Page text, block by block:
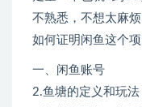
不熟悉，不想太麻
如何证明闲鱼这个
一、闲鱼账号
2.鱼塘的定义和玩法